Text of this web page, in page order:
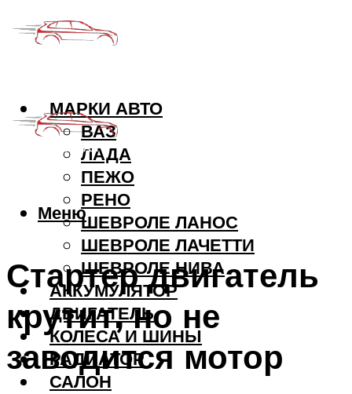
МАРКИ АВТО
ВАЗ
ЛАДА
ПЕЖО
РЕНО
ШЕВРОЛЕ ЛАНОС
ШЕВРОЛЕ ЛАЧЕТТИ
ШЕВРОЛЕ НИВА
АККУМУЛЯТОР
ДВИГАТЕЛЬ
КОЛЕСА И ШИНЫ
РАДИАТОР
САЛОН
Меню
Стартер двигатель
крутит, но не
заводится мотор